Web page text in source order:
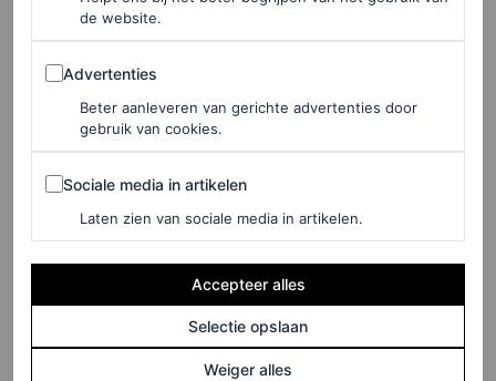
de website.
Advertenties
Advertenties
Beter aanleveren van gerichte advertenties door
gebruik van cookies.
Sociale media in artikelen
Sociale media in artikelen
Laten zien van sociale media in artikelen.
Accepteer alles
Selectie opslaan
Weiger alles